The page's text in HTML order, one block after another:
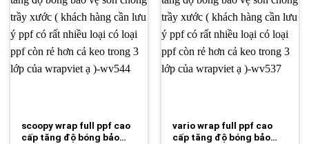
scoopy wrap full ppf cao
cấp tăng độ bóng bảo…
vario wrap full ppf cao
cấp tăng độ bóng bảo…